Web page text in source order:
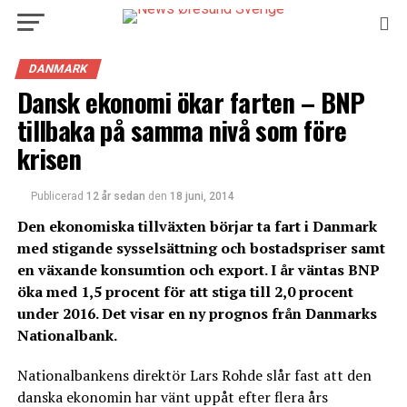
DANMARK
Dansk ekonomi ökar farten – BNP
tillbaka på samma nivå som före
krisen
Publicerad 12 år sedan den 18 juni, 2014
Den ekonomiska tillväxten börjar ta fart i Danmark
med stigande sysselsättning och bostadspriser samt
en växande konsumtion och export. I år väntas BNP
öka med 1,5 procent för att stiga till 2,0 procent
under 2016. Det visar en ny prognos från Danmarks
Nationalbank.
Nationalbankens direktör Lars Rohde slår fast att den
danska ekonomin har vänt uppåt efter flera års